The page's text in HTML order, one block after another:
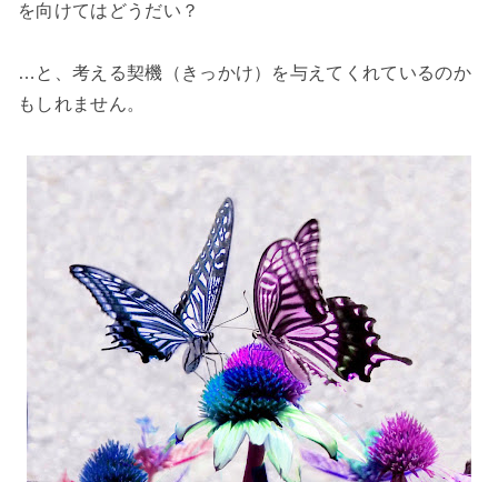
を向けてはどうだい？
…と、考える契機（きっかけ）を与えてくれているのか
もしれません。